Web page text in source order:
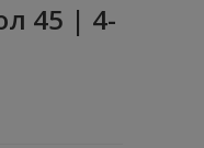
45 | 4-